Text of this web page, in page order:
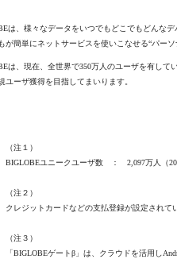
は、様々なデータをいつでもどこでもどんな
が簡単にネットサービスを使いこなせる“パー
は、現在、全世界で350万人のユーザを有して
ユーザ獲得を目指してまいります。
（注１）
BIGLOBEユニークユーザ数 ： 2,097万人（
（注２）
クレジットカードなどの支払登録が設定されて
（注３）
「BIGLOBEゲートβ」は、クラウドを活用し